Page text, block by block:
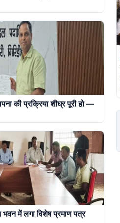
की प्रक्रिया शीघ्र पूरी हो —
में लगा विशेष प्रमाण पत्र